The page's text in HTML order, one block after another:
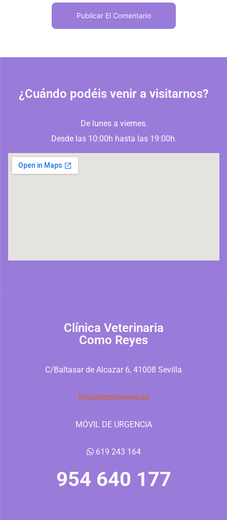
¿Cuándo podéis venir a visitarnos?
De lunes a viernes.
Desde las 10:00h hasta las 19:00h.
Clínica Veterinaria
Como Reyes
C/Baltasar de Alcazar 6, 41008 Sevilla
info@comoreyes.es
MÓVIL DE URGENCIA
619 243 164
954 640 177